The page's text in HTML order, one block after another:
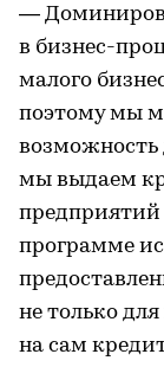
—
в бизнес-
малого
поэтому мы
возможность
мы выдаем
предприятий
программе
не только
на сам